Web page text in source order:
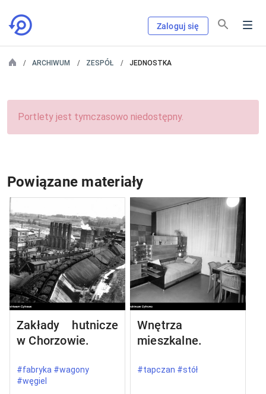
Zaloguj się
ARCHIWUM ZESPÓŁ JEDNOSTKA
Portlety jest tymczasowo niedostępny.
Powiązane materiały
Zakłady hutnicze
w Chorzowie.
#fabryka #wagony
#węgiel
Wnętrza
mieszkalne.
#tapczan #stół